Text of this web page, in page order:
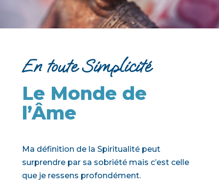
En toute Simplicité
Le Monde de
l’Âme
Ma définition de la Spiritualité peut
surprendre par sa sobriété mais c’est celle
que je ressens profondément.